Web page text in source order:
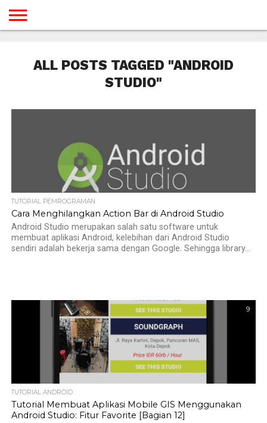
GAMES
DESAIN
ANDROID
IOS
YOUTUBE
INTERNET
WINDOWS
LINUX
MACINTOSH
MESSENGER
BLOGSPOT
WORDPRESS
PEMROGRAMAN
SEO
WEB
SERVER
ALL POSTS TAGGED "ANDROID
STUDIO"
TUTORIAL PEMROGRAMAN
Cara Menghilangkan Action Bar di Android Studio
Android Studio merupakan salah satu software untuk
membuat aplikasi Android, kelebihan dari Android Studio
sendiri adalah bekerja sama dengan Google. Sehingga library...
9
TUTORIAL ANDROID
Tutorial Membuat Aplikasi Mobile GIS Menggunakan
Android Studio: Fitur Favorite [Bagian 12]